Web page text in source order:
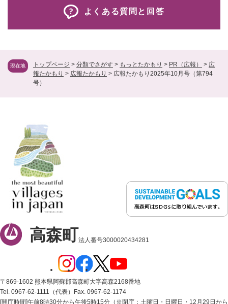
現在地 トップページ > 分類でさがす > もっとたかもり > PR（広報） > 広
報たかもり > 広報たかもり > 広報たかもり2025年10月号（第794
号）
よくある質問と回答
高森町法人番号3000020434281
〒869-1602 熊本県阿蘇郡高森町大字高森2168番地
Tel. 0967-62-1111（代表） Fax. 0967-62-1174
[開庁時間]午前8時30分から午後5時15分（※閉庁：土曜日・日曜日・12月29日から